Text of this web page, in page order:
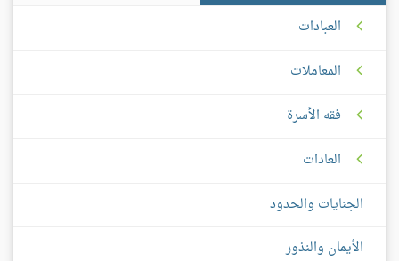
العبادات
المعاملات
فقه الأسرة
العادات
الجنايات والحدود
الأيمان والنذور